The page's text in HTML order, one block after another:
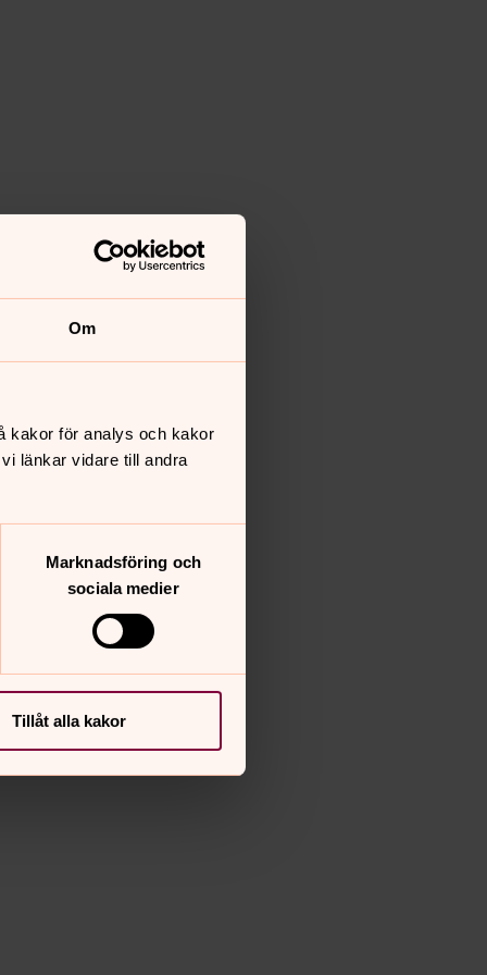
Om
kakor för analys och kakor
länkar vidare till andra
Marknadsföring och
sociala medier
Tillåt alla kakor